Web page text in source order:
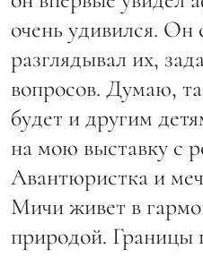
очень удивился.
разглядывал их,
вопросов. Думаю,
будет и другим
на мою выставку с
Авантюристка и
Мичи живет в
природой. Границы